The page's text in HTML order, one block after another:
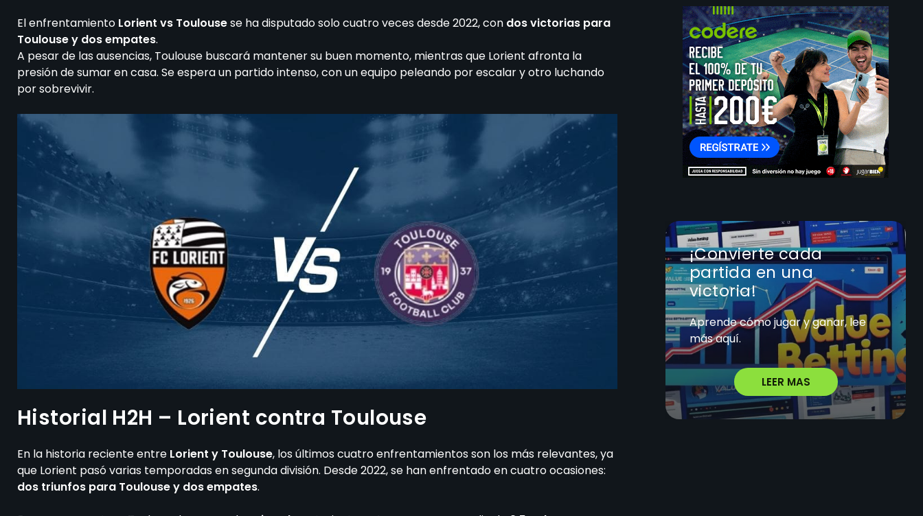
El enfrentamiento Lorient vs Toulousese ha disputado solo cuatro veces desde 2022, con dos victorias para
Toulouse y dos empates.
A pesar de las ausencias, Toulouse buscará mantener su buen momento, mientras que Lorient afronta la
presión de sumar en casa. Se espera un partido intenso, con un equipo peleando por escalar y otro luchando
por sobrevivir.
Historial H2H – Lorient contra Toulouse
En la historia reciente entre Lorient y Toulouse, los últimos cuatro enfrentamientos son los más relevantes, ya
que Lorient pasó varias temporadas en segunda división. Desde 2022, se han enfrentado en cuatro ocasiones:
dos triunfos para Toulouse y dos empates.
¡Convierte cada
partida en una
victoria!
Aprende cómo jugar y ganar, lee
más aquí.
LEER MAS